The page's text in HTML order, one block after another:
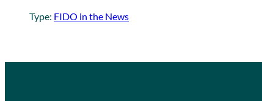
Type: FIDO in the News